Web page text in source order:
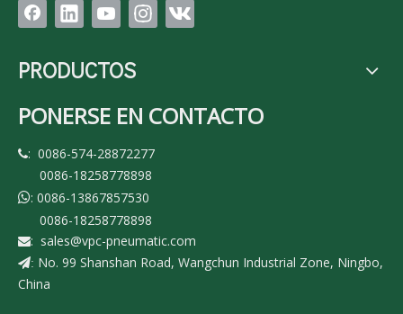
PRODUCTOS
PONERSE EN CONTACTO
: 0086-574-28872277
0086-18258778898
: 0086-13867857530
0086-18258778898
: sales@vpc-pneumatic.com
: No. 99 Shanshan Road, Wangchun Industrial Zone, Ningbo,
China